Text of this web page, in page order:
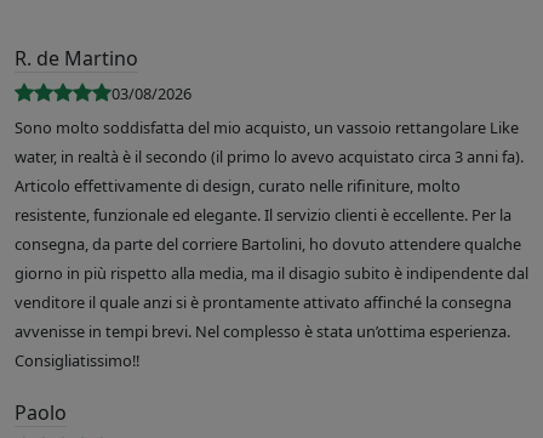
R. de Martino
03/08/2026
Sono molto soddisfatta del mio acquisto, un vassoio rettangolare Like
water, in realtà è il secondo (il primo lo avevo acquistato circa 3 anni fa).
Articolo effettivamente di design, curato nelle rifiniture, molto
resistente, funzionale ed elegante. Il servizio clienti è eccellente. Per la
consegna, da parte del corriere Bartolini, ho dovuto attendere qualche
giorno in più rispetto alla media, ma il disagio subito è indipendente dal
venditore il quale anzi si è prontamente attivato affinché la consegna
avvenisse in tempi brevi. Nel complesso è stata un’ottima esperienza.
Consigliatissimo!!
Paolo